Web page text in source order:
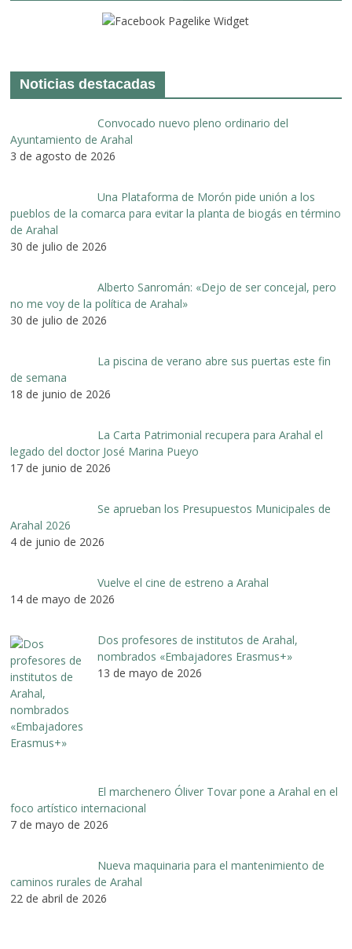
Noticias destacadas
Convocado nuevo pleno ordinario del
Ayuntamiento de Arahal
3 de agosto de 2026
Una Plataforma de Morón pide unión a los
pueblos de la comarca para evitar la planta de biogás en término
de Arahal
30 de julio de 2026
Alberto Sanromán: «Dejo de ser concejal, pero
no me voy de la política de Arahal»
30 de julio de 2026
La piscina de verano abre sus puertas este fin
de semana
18 de junio de 2026
La Carta Patrimonial recupera para Arahal el
legado del doctor José Marina Pueyo
17 de junio de 2026
Se aprueban los Presupuestos Municipales de
Arahal 2026
4 de junio de 2026
Vuelve el cine de estreno a Arahal
14 de mayo de 2026
Dos profesores de institutos de Arahal,
nombrados «Embajadores Erasmus+»
13 de mayo de 2026
El marchenero Óliver Tovar pone a Arahal en el
foco artístico internacional
7 de mayo de 2026
Nueva maquinaria para el mantenimiento de
caminos rurales de Arahal
22 de abril de 2026